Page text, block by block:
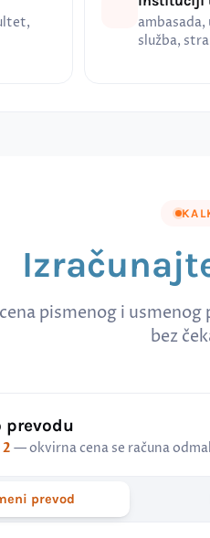
služba,
pismenog i
bez
prevodu
— okvirna cena se računa
prevod